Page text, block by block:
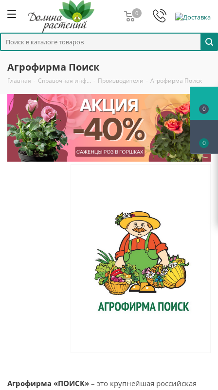
0
Агрофирма Поиск
Главная - Справочная инф… - Производители - Агрофирма Поиск
Агрофирма «ПОИСК» – это крупнейшая российская
0
0